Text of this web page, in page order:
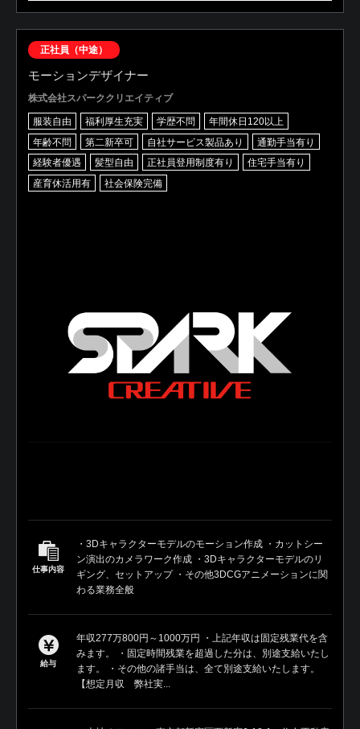
正社員（中途）
モーションデザイナー
株式会社スパーククリエイティブ
服装自由 福利厚生充実 学歴不問
年間休日120以上
年齢不問
第二新卒可 自社サービス製品あり
通勤手当有り
経験者優遇
髪型自由 正社員登用制度有り
住宅手当有り
産育休活用有
社会保険完備
仕事内容
・3Dキャラクターモデルのモーション作成 ・カットシー
ン演出のカメラワーク作成 ・3Dキャラクターモデルのリ
ギング、セットアップ ・その他3DCGアニメーションに関
わる業務全般
給与
年収277万800円～1000万円 ・上記年収は固定残業代を含
みます。 ・固定時間残業を超過した分は、別途支給いたし
ます。 ・その他の諸手当は、全て別途支給いたします。
【想定月収 弊社実...